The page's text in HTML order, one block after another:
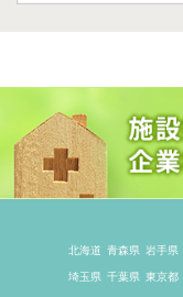
北海道 青森県 岩手県
埼玉県 千葉県 東京都